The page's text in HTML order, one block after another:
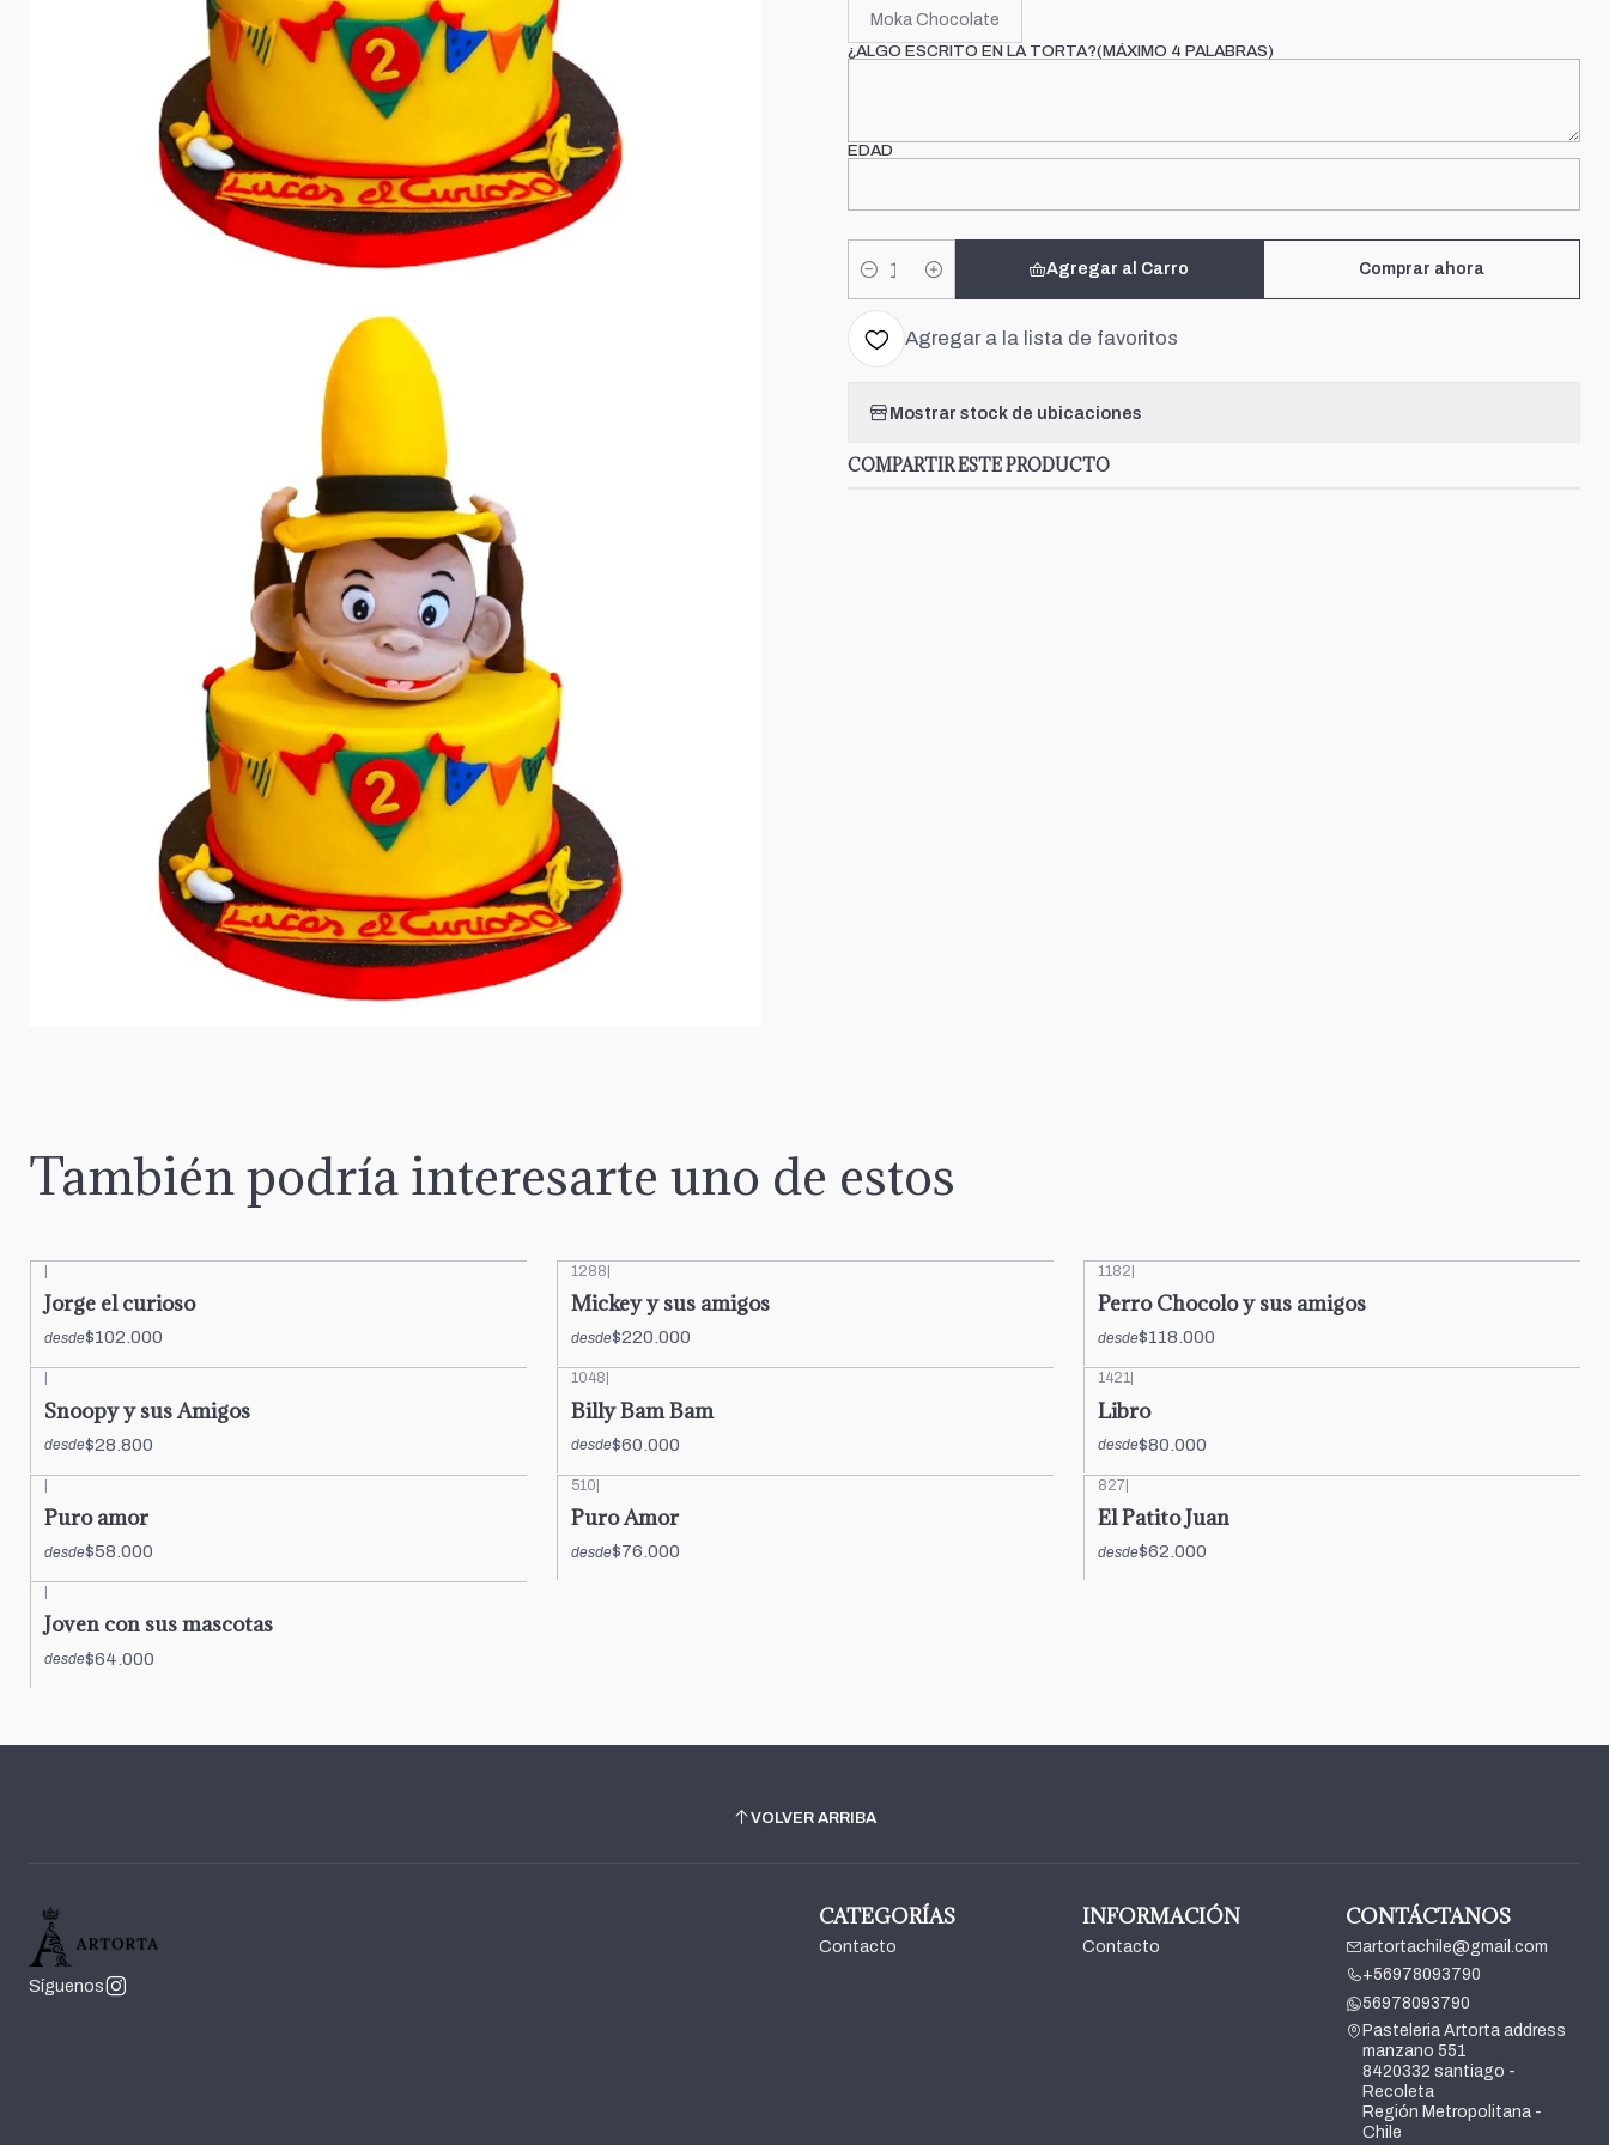
Moka Chocolate
¿ALGO ESCRITO EN LA TORTA?(MÁXIMO 4 PALABRAS)
EDAD
Cantidad
Agregar al Carro Comprar ahora
Agregar a la lista de favoritos
Mostrar stock de ubicaciones
COMPARTIR ESTE PRODUCTO
También podría interesarte uno de estos
Jorge el curioso
desde$102.000
1288
Mickey y sus amigos
desde$220.000
1182
Perro Chocolo y sus amigos
desde$118.000
Snoopy y sus Amigos
desde$28.800
1048
Billy Bam Bam
desde$60.000
1421|
Libro
desde$80.000
|
Puro amor
desde$58.000
510|
Puro Amor
desde$76.000
827|
El Patito Juan
desde$62.000
Joven con sus mascotas
desde$64.000
VOLVER ARRIBA
Síguenos
CATEGORÍAS
Contacto
INFORMACIÓN
Contacto
CONTÁCTANOS
artortachile@gmail.com
+56978093790
56978093790
Pasteleria Artorta address
manzano 551
8420332 santiago -
Recoleta
Región Metropolitana -
Chile